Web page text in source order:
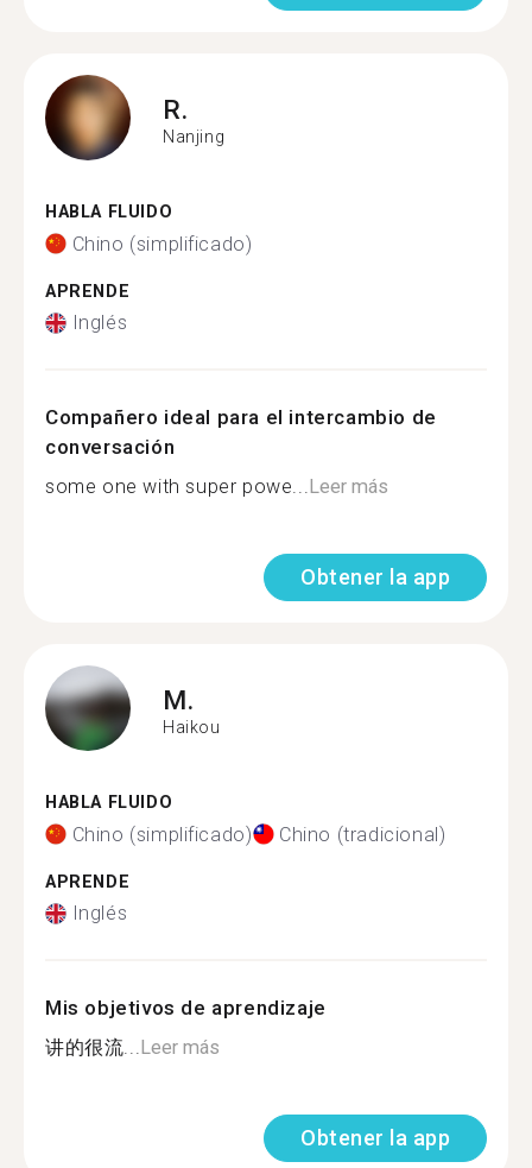
R.
Nanjing
HABLA FLUIDO
Chino (simplificado)
APRENDE
Inglés
Compañero ideal para el intercambio de
conversación
some one with super powe...Leer más
Obtener la app
M.
Haikou
HABLA FLUIDO
Chino (simplificado) Chino (tradicional)
APRENDE
Inglés
Mis objetivos de aprendizaje
讲的很流...Leer más
Obtener la app